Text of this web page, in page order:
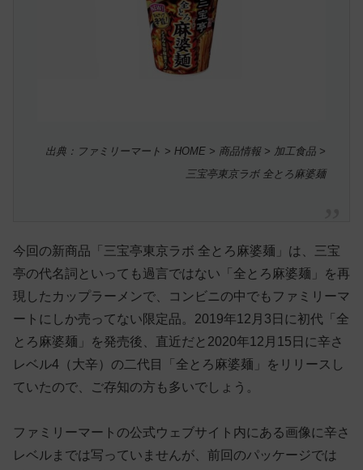
出典：ファミリーマート > HOME > 商品情報 > 加工食品 >
三宝亭東京ラボ 全とろ麻婆麺
今回の新商品「三宝亭東京ラボ 全とろ麻婆麺」は、三宝
亭の代名詞といっても過言ではない「全とろ麻婆麺」を再
現したカップラーメンで、コンビニの中でもファミリーマ
ートにしか売ってない限定品。2019年12月3日に初代「全
とろ麻婆麺」を発売後、直近だと2020年12月15日に辛さ
レベル4（大辛）の二代目「全とろ麻婆麺」をリリースし
ていたので、ご存知の方も多いでしょう。
ファミリーマートの公式ウェブサイト内にある画像に辛さ
レベルまでは写っていませんが、前回のパッケージでは